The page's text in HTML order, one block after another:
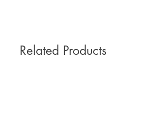
Related Products